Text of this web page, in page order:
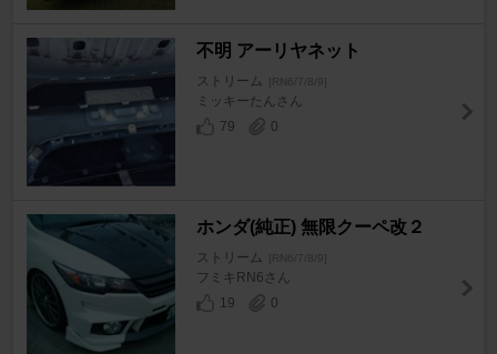
不明 アーリヤネット
ストリーム [RN6/7/8/9]
ミッキーたんさん
79
0
ホンダ(純正) 無限クーペ改２
ストリーム [RN6/7/8/9]
フミキRN6さん
19
0